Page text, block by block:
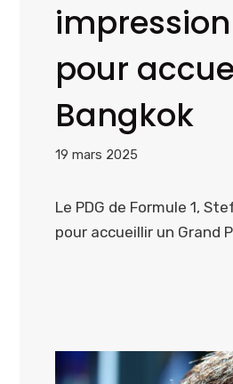
pour
Bangkok
19 mars 2025
Le PDG de Formule 1,
pour accueillir un Grand